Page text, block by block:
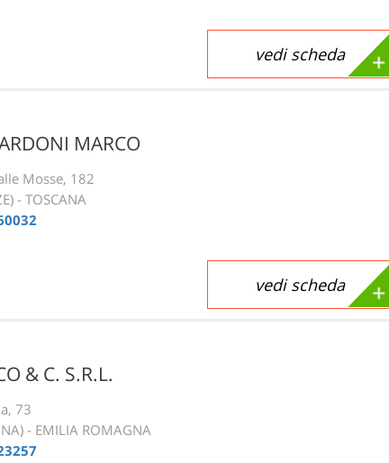
vedi scheda
MARCO
Mosse, 182
- TOSCANA
vedi scheda
& C. S.R.L.
73
- EMILIA ROMAGNA